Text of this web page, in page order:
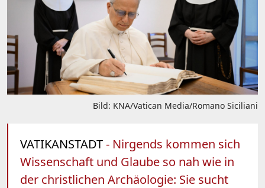
Bild: KNA/Vatican Media/Romano Siciliani
VATIKANSTADT- Nirgends kommen sich
Wissenschaft und Glaube so nah wie in
der christlichen Archäologie: Sie sucht